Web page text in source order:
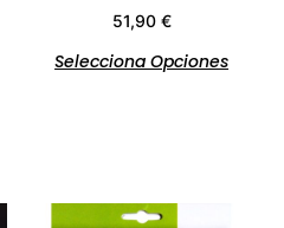
51,90 €
Selecciona Opciones